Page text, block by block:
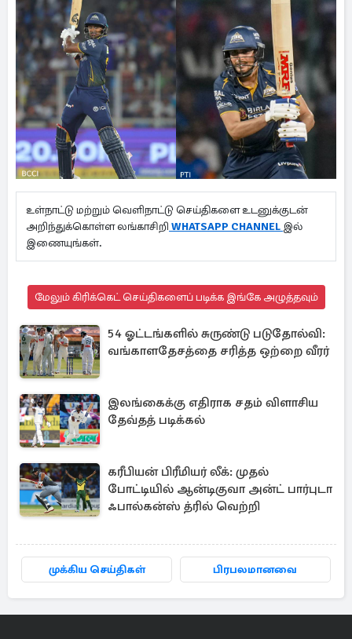
உள்நாட்டு மற்றும் வெளிநாட்டு செய்திகளை உடனுக்குடன்
அறிந்துக்கொள்ள லங்காசிறி WHATSAPP CHANNEL இல்
இணையுங்கள்.
மேலும் கிரிக்கெட் செய்திகளைப் படிக்க இங்கே அழுத்தவும்
54 ஓட்டங்களில் சுருண்டு படுதோல்வி:
வங்காளதேசத்தை சரித்த ஒற்றை வீரர்
இலங்கைக்கு எதிராக சதம் விளாசிய
தேவ்தத் படிக்கல்
கரீபியன் பிரீமியர் லீக்: முதல்
போட்டியில் ஆன்டிகுவா அன்ட் பார்புடா
ஃபால்கன்ஸ் த்ரில் வெற்றி
முக்கிய செய்திகள் பிரபலமானவை